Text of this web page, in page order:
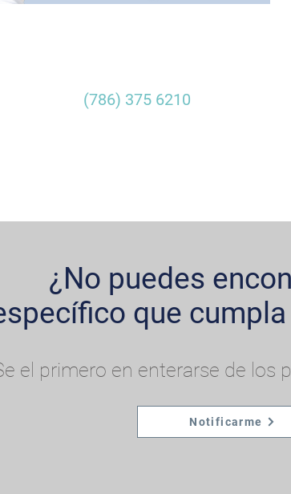
(786) 375 6210
¿No puedes
que
el primero en enterarse de los
Notificarme